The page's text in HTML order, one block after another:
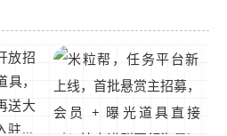
放招
，
送大
驻早